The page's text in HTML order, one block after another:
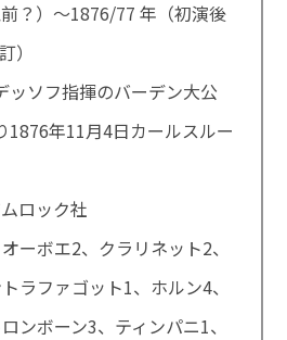
？）～1876/77 年（初演後
）
ッソフ指揮のバーデン大公
1876年11月4日カールスルー
ロック社
ーボエ2、クラリネット2、
ラファゴット1、ホルン4、
ンボーン3、ティンパニ1、